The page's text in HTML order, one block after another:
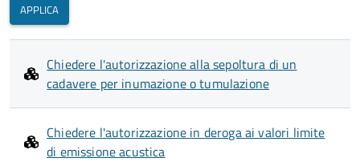
Chiedere l'autorizzazione alla sepoltura di un
cadavere per inumazione o tumulazione
Chiedere l'autorizzazione in deroga ai valori limite
di emissione acustica